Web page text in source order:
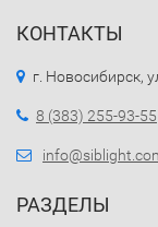
КОНТАКТЫ
г. Новосибирск,
8 (383) 255-93-55
РАЗДЕЛЫ